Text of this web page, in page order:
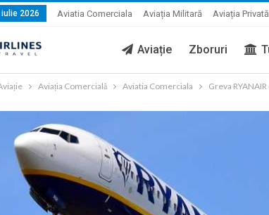
2026 Aviatia Comerciala Aviația Militară Aviația Privată
Aviație Zboruri
Aviația Comercială Aviatia Comerciala Greva